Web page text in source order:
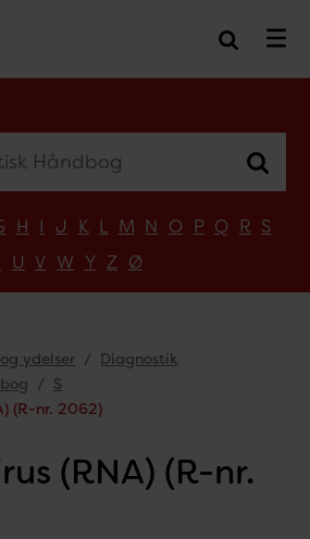
H I J K L M N O P Q R S
U V W Y Z Ø
ydelser
Diagnostik
S
(R-nr. 2062)
(RNA) (R-nr.